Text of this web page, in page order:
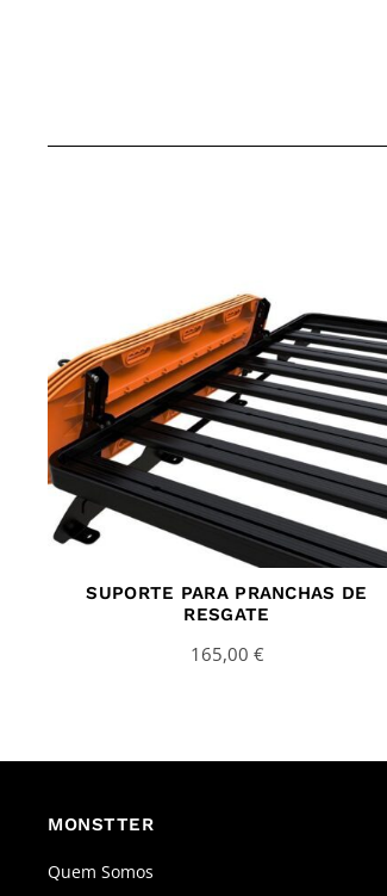
SUPORTE PARA PRANCHAS DE
RESGATE
165,00 €
MONSTTER
Quem Somos